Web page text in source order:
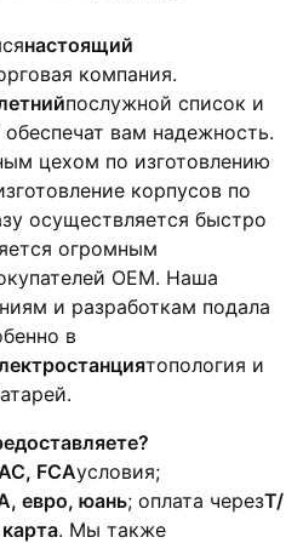
настоящий
компания.
послужной список и
вам надежность.
цехом по изготовлению
корпусов по
осуществляется быстро
огромным
OEM. Наша
и разработкам подала
в
топология и
FCAусловия;
евро, юань; оплата черезТ/
. Мы также